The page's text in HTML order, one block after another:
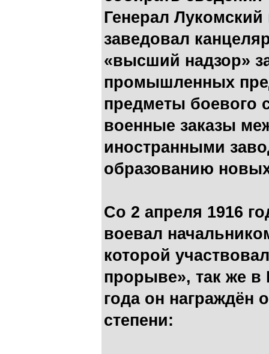
Генерал
заведовал
«высший надзор»
промышленных
предметы боевого
военные заказы
иностранными
образованию
Со 2 апреля 1916
воевал
которой
прорыве», так же в
года он награждён
степени: